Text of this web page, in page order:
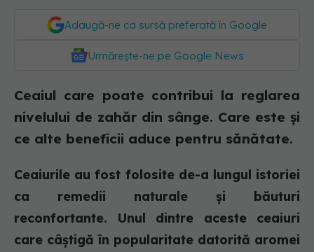
Adaugă-ne ca sursă preferată în Google
Urmărește-ne pe Google News
Ceaiul care poate contribui la reglarea
nivelului de zahăr din sânge. Care este și
ce alte beneficii aduce pentru sănătate.
Ceaiurile au fost folosite de-a lungul istoriei
ca remedii naturale și băuturi
reconfortante. Unul dintre aceste ceaiuri
care câștigă în popularitate datorită aromei